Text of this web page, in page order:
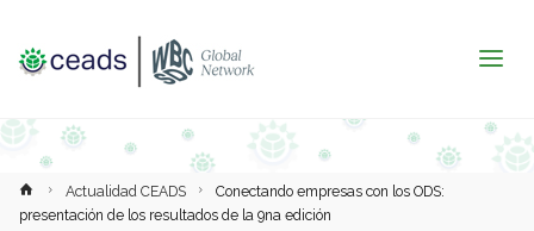
InicioActualidad CEADS
Conectando empresas con los ODS:
presentación de los resultados de la 9na edición